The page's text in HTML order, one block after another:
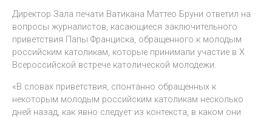
Директор Зала печати Ватикана Маттео Бруни ответил на
вопросы журналистов, касающиеся заключительного
приветствия Папы Франциска, обращенного к молодым
российским католикам, которые принимали участие в Х
Всероссийской встрече католической молодежи.
«В словах приветствия, спонтанно обращенных к
некоторым молодым российским католикам несколько
дней назад, как явно следует из контекста, в каком они